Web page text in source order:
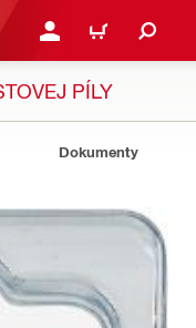
PRIHLÁSIŤ ALEBO
KOŠÍK
PÍLY
Dokumenty